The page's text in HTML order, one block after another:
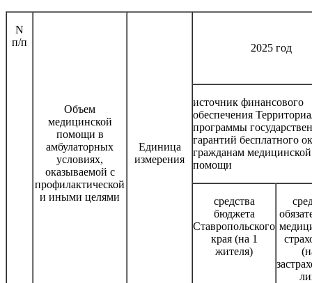
N
п/п
Объем
медицинской
помощи в
амбулаторных
условиях,
оказываемой с
профилактической
и иными целями
Единица
измерения
2025 год
источник финансового
обеспечения
программы
гарантий бесплатного
гражданам медицинской
помощи
средства
бюджета
Ставропольского
края (на 1
жителя)